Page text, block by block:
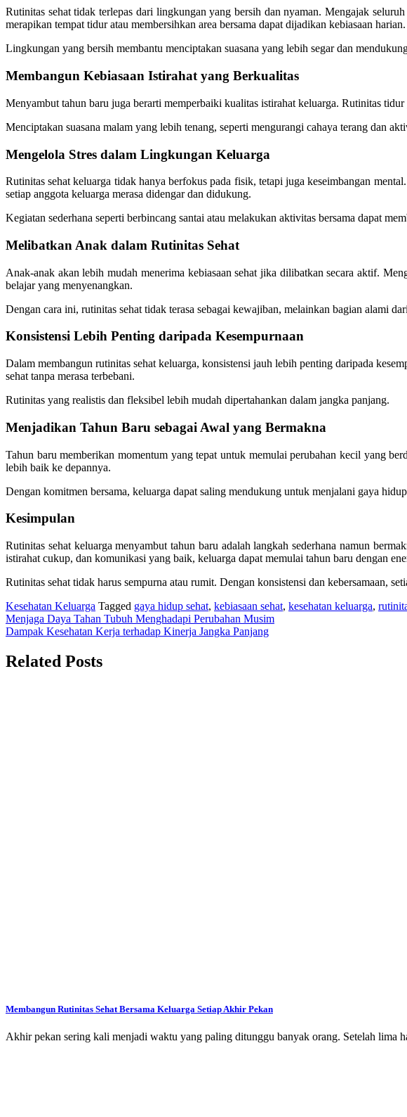
Rutinitas sehat tidak terlepas dari lingkungan yang bersih dan nyaman. Mengajak
merapikan tempat tidur atau membersihkan area bersama dapat dijadikan kebiasaan harian.
Lingkungan yang bersih membantu menciptakan suasana yang lebih segar dan
Membangun Kebiasaan Istirahat yang Berkualitas
Menyambut tahun baru juga berarti memperbaiki kualitas istirahat keluarga. Rutinitas
Menciptakan suasana malam yang lebih tenang, seperti mengurangi cahaya terang dan
Mengelola Stres dalam Lingkungan Keluarga
Rutinitas sehat keluarga tidak hanya berfokus pada fisik, tetapi juga keseimbangan
setiap anggota keluarga merasa didengar dan didukung.
Kegiatan sederhana seperti berbincang santai atau melakukan aktivitas bersama dapat
Melibatkan Anak dalam Rutinitas Sehat
Anak-anak akan lebih mudah menerima kebiasaan sehat jika dilibatkan secara aktif.
belajar yang menyenangkan.
Dengan cara ini, rutinitas sehat tidak terasa sebagai kewajiban, melainkan bagian alami
Konsistensi Lebih Penting daripada Kesempurnaan
Dalam membangun rutinitas sehat keluarga, konsistensi jauh lebih penting daripada
sehat tanpa merasa terbebani.
Rutinitas yang realistis dan fleksibel lebih mudah dipertahankan dalam jangka panjang.
Menjadikan Tahun Baru sebagai Awal yang Bermakna
Tahun baru memberikan momentum yang tepat untuk memulai perubahan kecil yang
lebih baik ke depannya.
Dengan komitmen bersama, keluarga dapat saling mendukung untuk menjalani gaya
Kesimpulan
Rutinitas sehat keluarga menyambut tahun baru adalah langkah sederhana namun
istirahat cukup, dan komunikasi yang baik, keluarga dapat memulai tahun baru dengan
Rutinitas sehat tidak harus sempurna atau rumit. Dengan konsistensi dan kebersamaan,
Kesehatan Keluarga Tagged gaya hidup sehat, kebiasaan sehat, kesehatan keluarga,
Navigasi
pos
Menjaga Daya Tahan Tubuh Menghadapi Perubahan Musim
Dampak Kesehatan Kerja terhadap Kinerja Jangka Panjang
Related Posts
Membangun Rutinitas Sehat Bersama Keluarga Setiap Akhir Pekan
Akhir pekan sering kali menjadi waktu yang paling ditunggu banyak orang. Setelah lima